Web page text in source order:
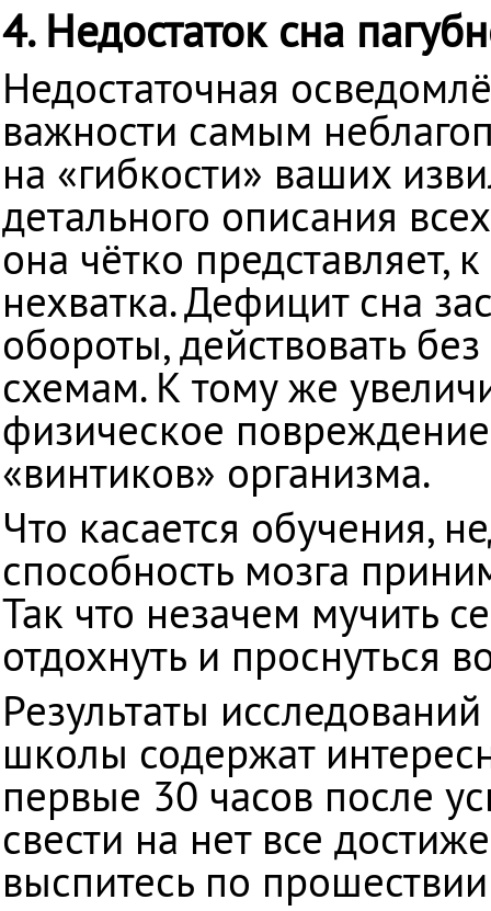
4. Недостаток сна
Недостаточная
важности самым
на «гибкости» ваших
детального описания
она чётко представляет,
нехватка. Дефицит сна
обороты, действовать
схемам. К тому же
физическое повреждение
«винтиков» организма.
Что касается обучения,
способность мозга
Так что незачем мучить
отдохнуть и проснуться
Результаты
школы содержат
первые 30 часов после
свести на нет все
выспитесь по